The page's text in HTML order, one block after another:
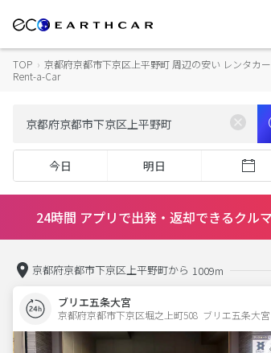
TOP › 京都府京都市下京区上平野町 周辺の安い レンタカー
Rent-a-Car
今日 明日
24時間 アプリで出発・返却できるクルマ
京都府京都市下京区上平野町から 1009m
ブリエ五条大宮
京都府京都市下京区堀之上町508  ブリエ五条大宮